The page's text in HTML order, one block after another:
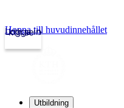
kth.se
Logga in
Hoppa till huvudinnehållet
Utbildning